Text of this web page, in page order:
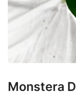
Monstera